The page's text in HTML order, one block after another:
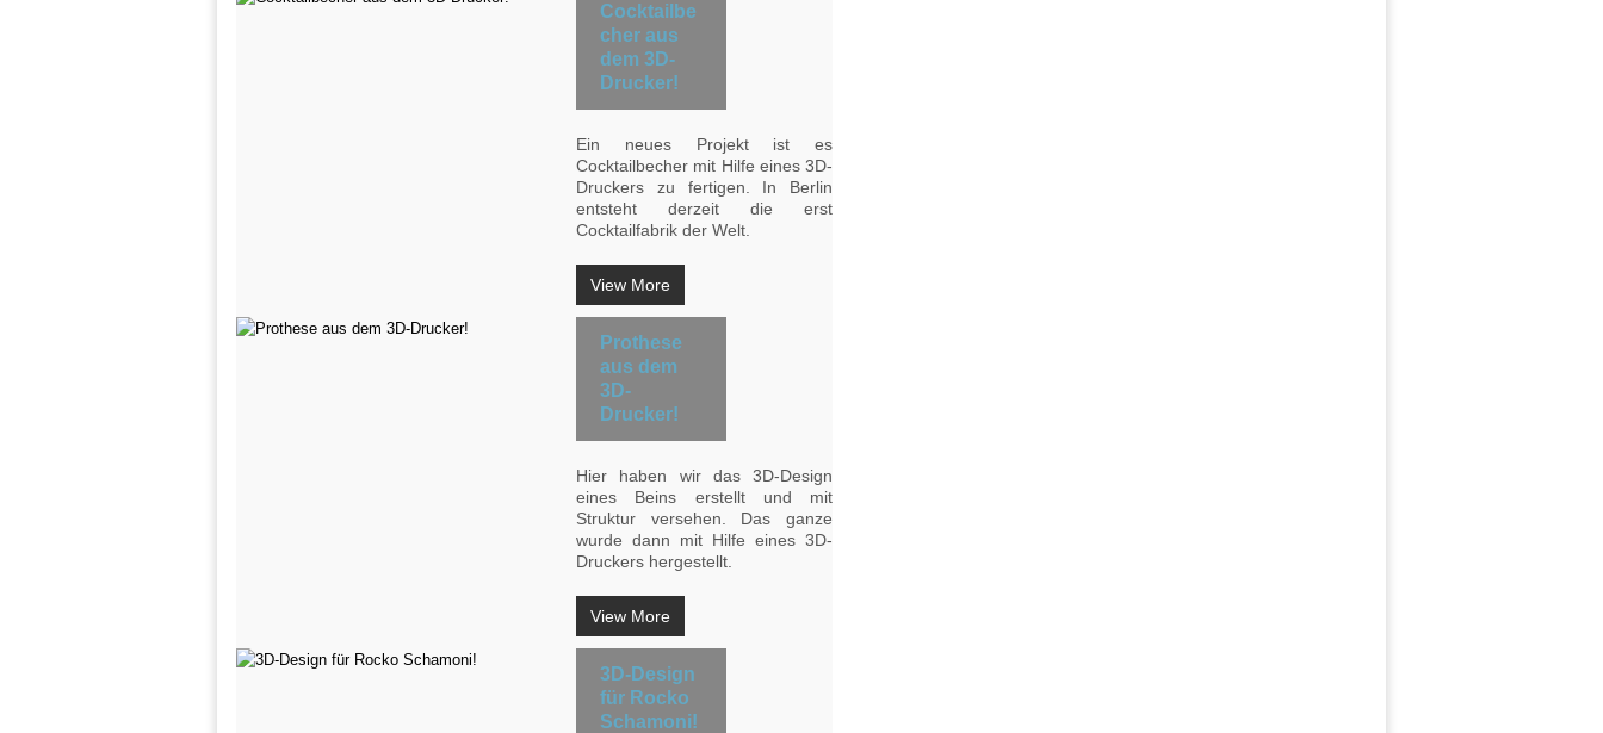
Cocktailbe
cher aus
dem 3D-
Drucker!
Ein neues Projekt ist es
Cocktailbecher mit Hilfe eines 3D-
Druckers zu fertigen. In Berlin
entsteht derzeit die erst
Cocktailfabrik der Welt.
View More
Prothese
aus dem
3D-
Drucker!
Hier haben wir das 3D-Design
eines Beins erstellt und mit
Struktur versehen. Das ganze
wurde dann mit Hilfe eines 3D-
Druckers hergestellt.
View More
3D-Design
für Rocko
Schamoni!